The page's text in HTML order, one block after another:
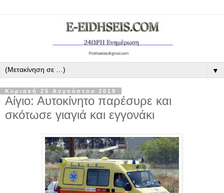
▼
Κυριακή 25 Αυγούστου 2019
Αίγιο: Αυτοκίνητο παρέσυρε και
σκότωσε γιαγιά και εγγονάκι